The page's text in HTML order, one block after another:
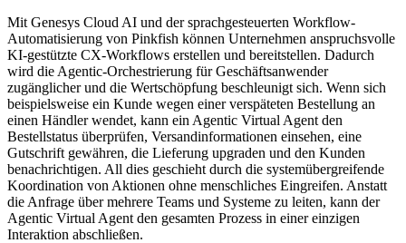
Mit Genesys Cloud AI und der sprachgesteuerten Workflow-
Automatisierung von Pinkfish können Unternehmen anspruchsvolle
KI-gestützte CX-Workflows erstellen und bereitstellen. Dadurch
wird die Agentic-Orchestrierung für Geschäftsanwender
zugänglicher und die Wertschöpfung beschleunigt sich. Wenn sich
beispielsweise ein Kunde wegen einer verspäteten Bestellung an
einen Händler wendet, kann ein Agentic Virtual Agent den
Bestellstatus überprüfen, Versandinformationen einsehen, eine
Gutschrift gewähren, die Lieferung upgraden und den Kunden
benachrichtigen. All dies geschieht durch die systemübergreifende
Koordination von Aktionen ohne menschliches Eingreifen. Anstatt
die Anfrage über mehrere Teams und Systeme zu leiten, kann der
Agentic Virtual Agent den gesamten Prozess in einer einzigen
Interaktion abschließen.